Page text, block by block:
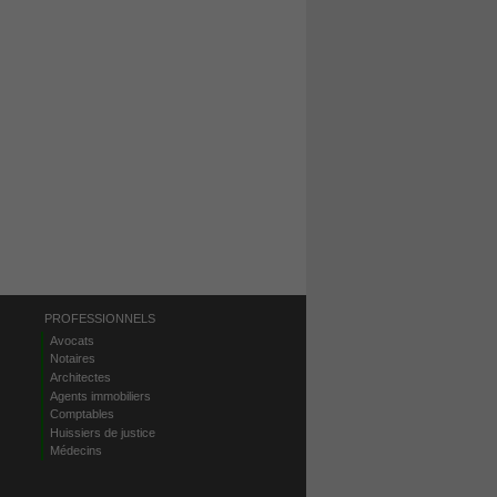
PROFESSIONNELS
Avocats
Notaires
Architectes
Agents immobiliers
Comptables
Huissiers de justice
Médecins